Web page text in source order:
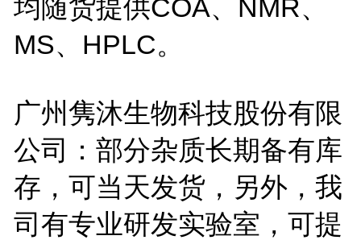
均随货提供COA、NMR、
MS、HPLC。
广州隽沐生物科技股份有限
公司：部分杂质长期备有库
存，可当天发货，另外，我
司有专业研发实验室，可提